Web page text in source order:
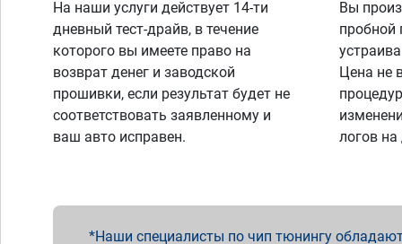
На наши услуги действует 14-ти
дневный тест-драйв, в течение
которого вы имеете право на
возврат денег и заводской
прошивки, если результат будет не
соответствовать заявленному и
ваш авто исправен.
Вы
пробной
Цена не
логов на
Наши специалисты по чип тюнингу